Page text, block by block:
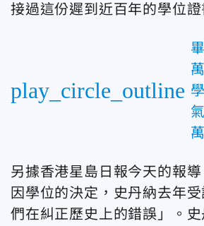
接過這份遲到近百年的學位證
play_circle_outline
另據香港星島日報今天的報
因學位的決定，史丹納去年
們在糾正歷史上的錯誤」。